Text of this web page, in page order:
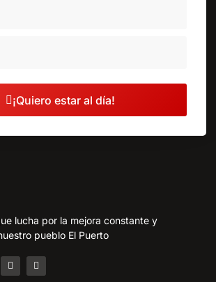
¡Quiero estar al día!
lucha por la mejora constante y
pueblo El Puerto